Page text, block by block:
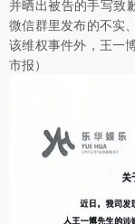
并晒出被告的手写致
微信群里发布的不实
该维权事件外，王一
市报）